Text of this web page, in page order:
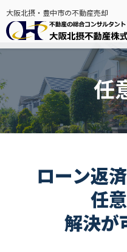
大阪北摂・豊中市の不動産売却
任
ローン返
任
解決が